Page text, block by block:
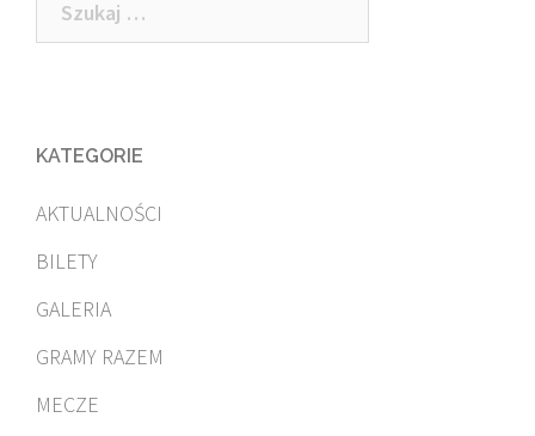
KATEGORIE
AKTUALNOŚCI
BILETY
GALERIA
GRAMY RAZEM
MECZE